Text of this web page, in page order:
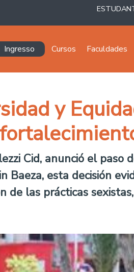
principal
Ingresso Cursos Faculdades
y
Cid, anunció el paso
Baeza, esta decisión
de las prácticas